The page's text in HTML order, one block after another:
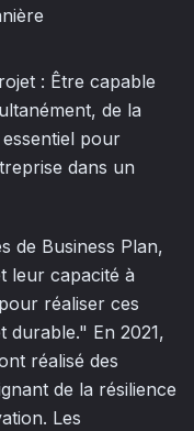
: Être capable
de la
pour
dans un
de Business Plan,
leur capacité à
réaliser ces
durable." En 2021,
réalisé des
de la résilience
Les